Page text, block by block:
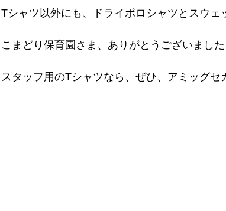
Tシャツ以外にも、ドライポロシャツとスウェ
こまどり保育園さま、ありがとうございまし
スタッフ用のTシャツなら、ぜひ、アミッグ